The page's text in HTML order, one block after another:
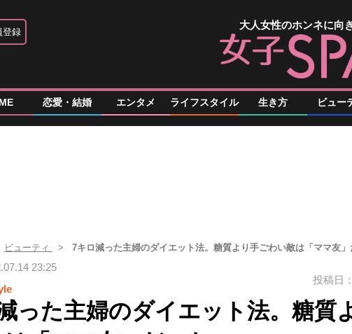
録
大人女性のホンネに向
恋愛・結婚 エンタメ ライフスタイル 生き方 ビュー
ビューティ 7キロ減った主婦のダイエット法。糖質より手ごわい敵は「ママ友」
23:25
投稿日
った主婦のダイエット法。糖質